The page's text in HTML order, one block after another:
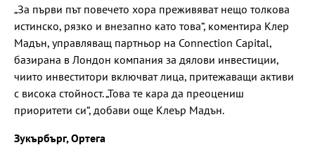
„За първи път повечето хора преживяват нещо толкова
истинско, рязко и внезапно като това“, коментира Клер
Мадън, управляващ партньор на Connection Capital,
базирана в Лондон компания за дялови инвестиции,
чиито инвеститори включват лица, притежаващи активи
с висока стойност. „Това те кара да преоцениш
приоритети си“, добави още Клеър Мадън.
Зукърбърг, Ортега